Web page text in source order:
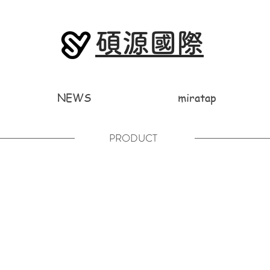
碩源國際
NEWS miratap
PRODUCT